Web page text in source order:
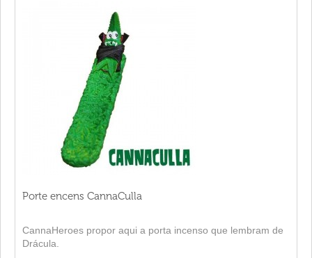
Porte encens CannaCulla
CannaHeroes propor aqui a porta incenso que lembram de
Drácula.